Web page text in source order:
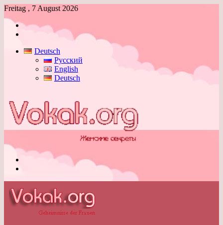
Freitag , 7 August 2026
Anmelden
Deutsch
Русский
English
Deutsch